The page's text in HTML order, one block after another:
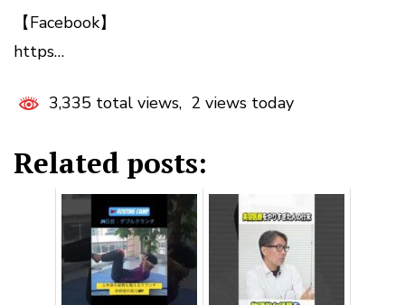
【Facebook】
https…
3,335 total views, 2 views today
Related posts: